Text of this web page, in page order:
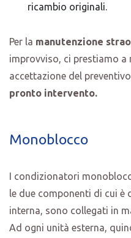
ricambio originali.
Per la manutenzione
improvviso, ci prestiamo a
accettazione del
pronto intervento.
Monoblocco
I condizionatori
le due componenti di cui è
interna, sono collegati in
Ad ogni unità esterna,